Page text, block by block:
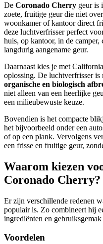
De Coronado Cherry geur is
zoete, fruitige geur die niet
woonkamer of kantoor direct
deze luchtverfrisser perfect
huis, op kantoor, in de
langdurig aangename geur.
Daarnaast kies je met
oplossing. De luchtverfrisser is
organische en biologisch
niet alleen van een heerlijke
een milieubewuste keuze.
Bovendien is het compacte
het bijvoorbeeld onder een
of op een plank. Vervolgens
een frisse en fruitige geur,
Waarom kiezen
Coronado Cherry?
Er zijn verschillende redenen
populair is. Zo combineert hij
ingrediënten en
Voordelen